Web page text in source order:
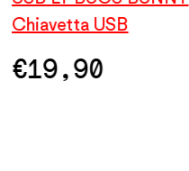
Chiavetta USB
€19,90
Chiavetta USB
€17,90